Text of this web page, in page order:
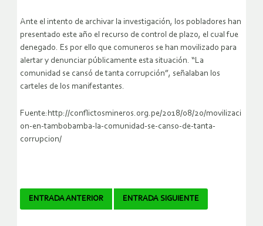
Ante el intento de archivar la investigación, los pobladores han
presentado este año el recurso de control de plazo, el cual fue
denegado. Es por ello que comuneros se han movilizado para
alertar y denunciar públicamente esta situación. “La
comunidad se cansó de tanta corrupción”, señalaban los
carteles de los manifestantes.
Fuente:http://conflictosmineros.org.pe/2018/08/20/movilizaci
on-en-tambobamba-la-comunidad-se-canso-de-tanta-
corrupcion/
Navegador
ENTRADA ANTERIOR ENTRADA SIGUIENTE